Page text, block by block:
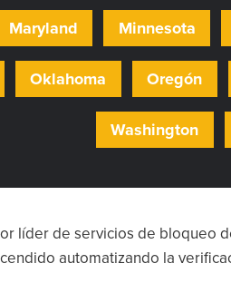
Maryland Minnesota
Oklahoma Oregón
Washington
líder de servicios de bloqueo
automatizando la